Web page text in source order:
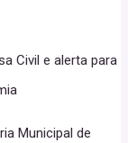
Civil e alerta para
Municipal de